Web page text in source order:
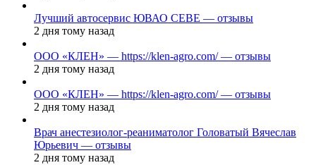
Лучший автосервис ЮВАО CEBE — отзывы
2 дня тому назад
ООО «КЛЕН» — https://klen-agro.com/ — отзывы
2 дня тому назад
ООО «КЛЕН» — https://klen-agro.com/ — отзывы
2 дня тому назад
Врач анестезиолог-реаниматолог Головатый Вячеслав
Юрьевич — отзывы
2 дня тому назад